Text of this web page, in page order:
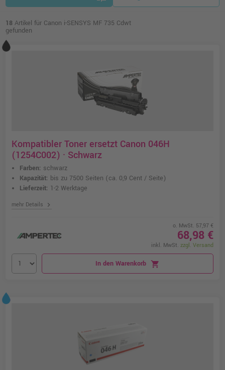
18 Artikel für Canon i-SENSYS MF 735 Cdwt
gefunden
Kompatibler Toner ersetzt Canon 046H
(1254C002) · Schwarz
Farben: schwarz
Kapazität: bis zu 7500 Seiten (ca. 0,9 Cent / Seite)
Lieferzeit: 1-2 Werktage
mehr Details chevron_right
o. MwSt. 57,97 €
68,98 €
inkl. MwSt. zzgl. Versand
In den Warenkorb shopping_cart